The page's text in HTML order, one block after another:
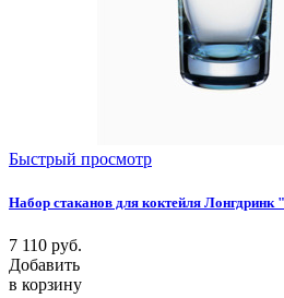
Быстрый просмотр
Набор стаканов для коктейля
7 110 руб.
Добавить
в корзину